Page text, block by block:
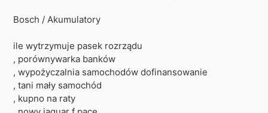
Bosch / Akumulatory
ile wytrzymuje pasek rozrządu
, porównywarka banków
, wypożyczalnia samochodów dofinansowanie
, tani mały samochód
, kupno na raty